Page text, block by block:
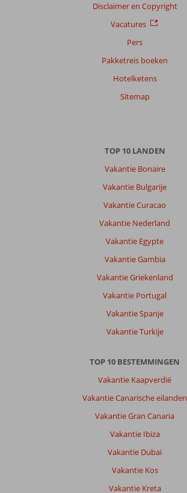
Disclaimer en Copyright
Vacatures
Pers
Pakketreis boeken
Hotelketens
Sitemap
TOP 10 LANDEN
Vakantie Bonaire
Vakantie Bulgarije
Vakantie Curacao
Vakantie Nederland
Vakantie Egypte
Vakantie Gambia
Vakantie Griekenland
Vakantie Portugal
Vakantie Spanje
Vakantie Turkije
TOP 10 BESTEMMINGEN
Vakantie Kaapverdië
Vakantie Canarische eilanden
Vakantie Gran Canaria
Vakantie Ibiza
Vakantie Dubai
Vakantie Kos
Vakantie Kreta